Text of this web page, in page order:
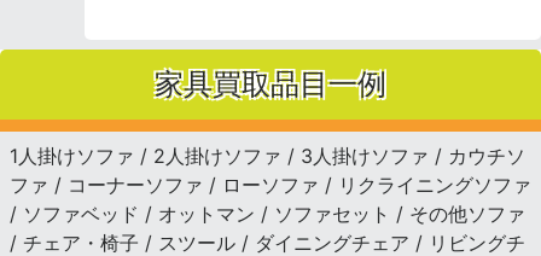
家具買取品目一例
1人掛けソファ / 2人掛けソファ / 3人掛けソファ / カウチソ
ファ / コーナーソファ / ローソファ / リクライニングソファ
/ ソファベッド / オットマン / ソファセット / その他ソファ
/ チェア・椅子 / スツール / ダイニングチェア / リビングチ